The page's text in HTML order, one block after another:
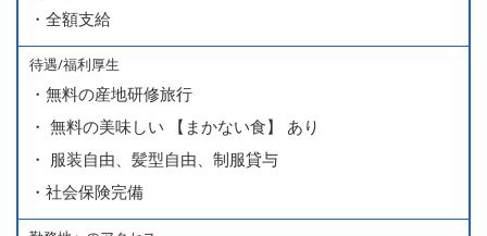
分・10万円）を含んでいます。
■ 昇給（随時）
■ 賞与 年２回（夏・秋）約１ヶ月分
■ インセンティブ制度（月額約4万円～20万円）
＊店長・料理長候補・統括店長・統括料理長候補の場合
・全額支給
待遇/福利厚生
・無料の産地研修旅行
・ 無料の美味しい 【まかない食】 あり
・ 服装自由、髪型自由、制服貸与
・社会保険完備